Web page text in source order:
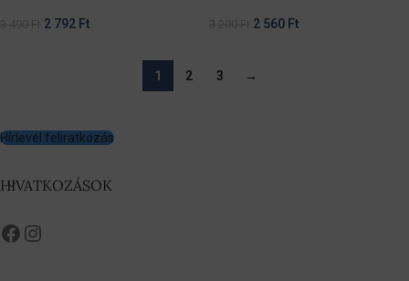
2 792 Ft 2 560 Ft
1 2 3 →
Hírlevél feliratkozás
HIVATKOZÁSOK